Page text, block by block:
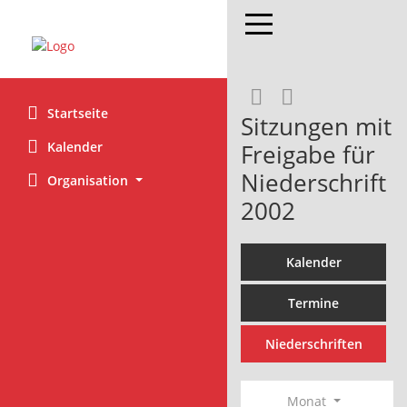
Startseite
Kalender
Organisation
Toggle navigation
Sitzungen mit
Freigabe für
Niederschrift
2002
Kalender
Termine
Niederschriften
Monat